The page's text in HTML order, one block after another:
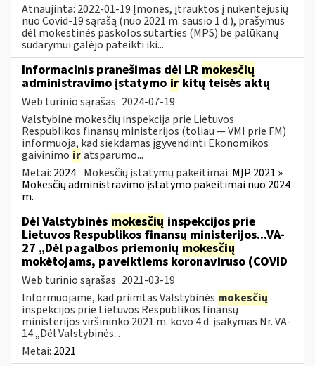
Atnaujinta: 2022-01-19 Įmonės, įtrauktos į nukentėjusių
nuo Covid-19 sąrašą (nuo 2021 m. sausio 1 d.), prašymus
dėl mokestinės paskolos sutarties (MPS) be palūkanų
sudarymui galėjo pateikti iki...
Informacinis pranešimas dėl LR mokesčių
administravimo įstatymo ir kitų teisės aktų
Web turinio sąrašas 2024-07-19
Valstybinė mokesčių inspekcija prie Lietuvos
Respublikos finansų ministerijos (toliau — VMI prie FM)
informuoja, kad siekdamas įgyvendinti Ekonomikos
gaivinimo iratsparumo...
Metai: 2024 Mokesčių įstatymų pakeitimai: MĮP 2021 »
Mokesčių administravimo įstatymo pakeitimai nuo 2024
m.
Dėl Valstybinės mokesčių inspekcijos prie
Lietuvos Respublikos finansų ministerijos...VA-
27 „Dėl pagalbos priemonių mokesčių
mokėtojams, paveiktiems koronaviruso (COVID
Web turinio sąrašas 2021-03-19
Informuojame, kad priimtas Valstybinės mokesčių
inspekcijos prie Lietuvos Respublikos finansų
ministerijos viršininko 2021 m. kovo 4 d. įsakymas Nr. VA-
14 „Dėl Valstybinės...
Metai: 2021